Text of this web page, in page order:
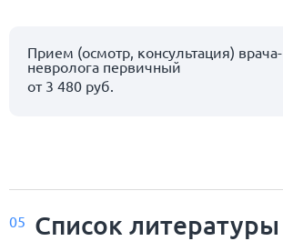
Прием (осмотр, консультация) врача-
невролога первичный
от 3 480 руб.
05 Список литературы